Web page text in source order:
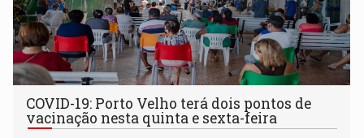
COVID-19: Porto Velho terá dois pontos de
vacinação nesta quinta e sexta-feira